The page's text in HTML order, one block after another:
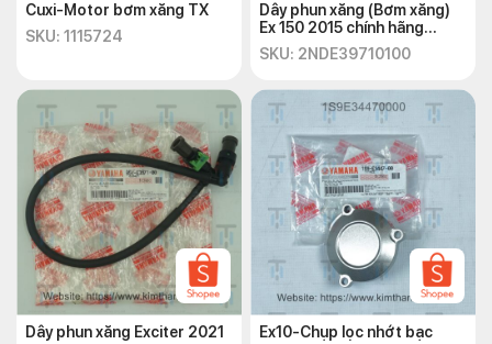
Cuxi-Motor bơm xăng TX
SKU: 1115724
Dây phun xăng (Bơm xăng)
Ex 150 2015 chính hãng
Yamaha
SKU: 2NDE39710100
Dây phun xăng Exciter 2021
Ex10-Chụp lọc nhớt bạc